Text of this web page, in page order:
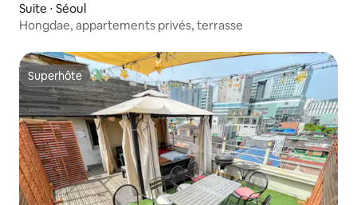
Suite ⋅ Séoul
Hongdae, appartements privés, terrasse
Superhôte
Superhôte